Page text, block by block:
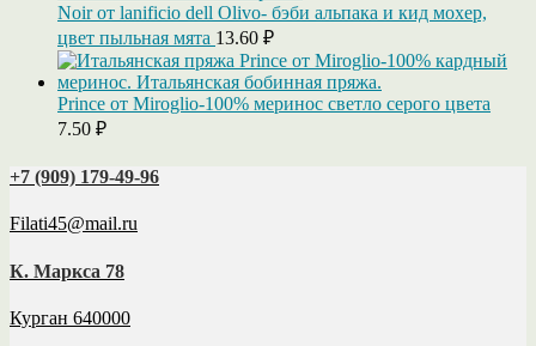
Noir от lanificio dell Olivo- бэби альпака и кид мохер,
цвет пыльная мята 13.60 ₽
Prince от Miroglio-100% меринос светло серого цвета
7.50 ₽
+7 (909) 179‑49-96
Filati45@mail.ru
К. Маркса 78
Курган 640000